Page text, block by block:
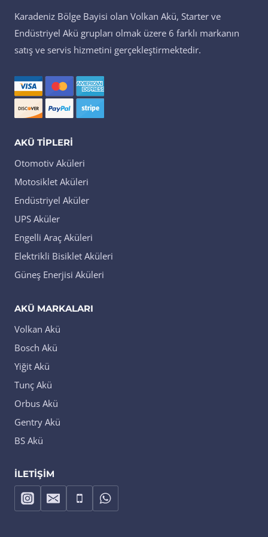
Karadeniz Bölge Bayisi olan Volkan Akü, Starter ve
Endüstriyel Akü grupları olmak üzere 6 farklı markanın
satış ve servis hizmetini gerçekleştirmektedir.
AKÜ TIPLERI
Otomotiv Aküleri
Motosiklet Aküleri
Endüstriyel Aküler
UPS Aküler
Engelli Araç Aküleri
Elektrikli Bisiklet Aküleri
Güneş Enerjisi Aküleri
AKÜ MARKALARI
Volkan Akü
Bosch Akü
Yiğit Akü
Tunç Akü
Orbus Akü
Gentry Akü
BS Akü
İLETIŞIM